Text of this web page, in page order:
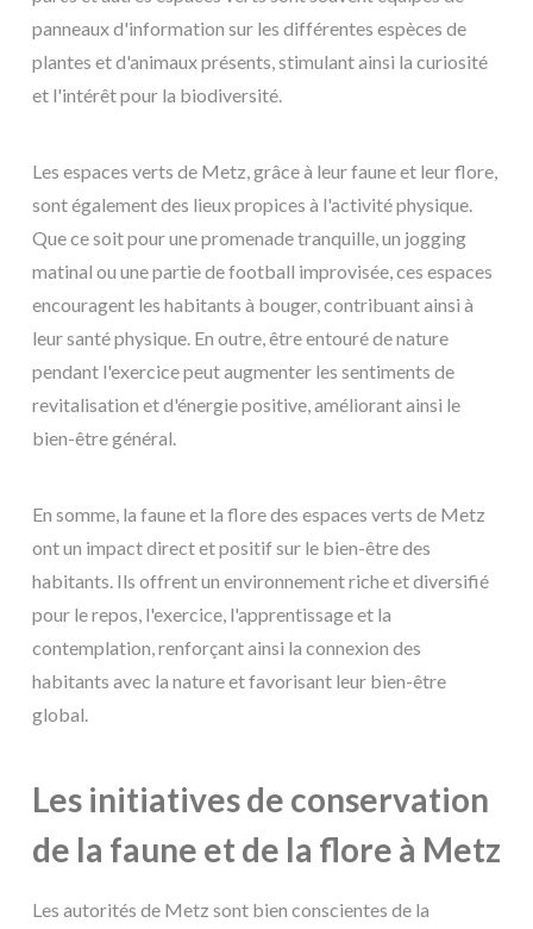
panneaux d'information sur les différentes espèces de
plantes et d'animaux présents, stimulant ainsi la curiosité
et l'intérêt pour la biodiversité.
Les espaces verts de Metz, grâce à leur faune et leur flore,
sont également des lieux propices à l'activité physique.
Que ce soit pour une promenade tranquille, un jogging
matinal ou une partie de football improvisée, ces espaces
encouragent les habitants à bouger, contribuant ainsi à
leur santé physique. En outre, être entouré de nature
pendant l'exercice peut augmenter les sentiments de
revitalisation et d'énergie positive, améliorant ainsi le
bien-être général.
En somme, la faune et la flore des espaces verts de Metz
ont un impact direct et positif sur le bien-être des
habitants. Ils offrent un environnement riche et diversifié
pour le repos, l'exercice, l'apprentissage et la
contemplation, renforçant ainsi la connexion des
habitants avec la nature et favorisant leur bien-être
global.
Les initiatives de conservation
de la faune et de la flore à Metz
Les autorités de Metz sont bien conscientes de la